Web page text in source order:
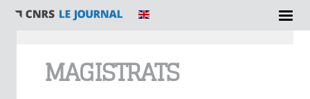
MAGISTRATS